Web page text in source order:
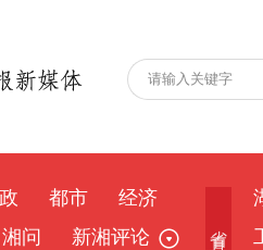
都市
经济
湘问 新湘评论